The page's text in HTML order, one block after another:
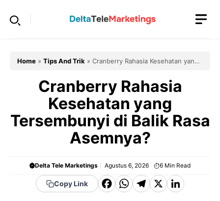
Home » Tips And Trik » Cranberry Rahasia Kesehatan yang
Cranberry Rahasia
Kesehatan yang
Tersembunyi di Balik Rasa
Asemnya?
Delta Tele Marketings Agustus 6, 2026 6 Min Read
Copy Link
F WT X Li